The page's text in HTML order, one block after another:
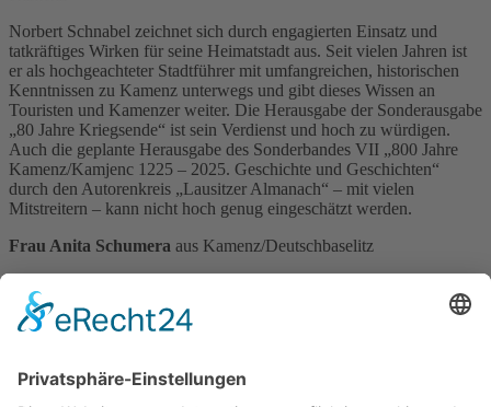
Norbert Schnabel zeichnet sich durch engagierten Einsatz und
tatkräftiges Wirken für seine Heimatstadt aus. Seit vielen Jahren ist
er als hochgeachteter Stadtführer mit umfangreichen, historischen
Kenntnissen zu Kamenz unterwegs und gibt dieses Wissen an
Touristen und Kamenzer weiter. Die Herausgabe der Sonderausgabe
„80 Jahre Kriegsende“ ist sein Verdienst und hoch zu würdigen.
Auch die geplante Herausgabe des Sonderbandes VII „800 Jahre
Kamenz/Kamjenc 1225 – 2025. Geschichte und Geschichten“
durch den Autorenkreis „Lausitzer Almanach“ – mit vielen
Mitstreitern – kann nicht hoch genug eingeschätzt werden.
Frau Anita Schumera aus Kamenz/Deutschbaselitz
Regionalgruppe es Blinden- und Sehbehindertenverbandes Sachsen
e.V.
Mitglied zuerst im Blinden-und Sehschwachenverbandes der DDR